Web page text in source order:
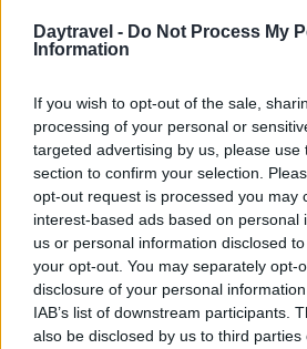
Daytravel - Do Not Process My
Information
If you wish to opt-out of the sale,
processing of your personal or
targeted advertising by us, please use
section to confirm your selection.
opt-out request is processed you may
interest-based ads based on personal
us or personal information disclosed
your opt-out. You may separately opt-
disclosure of your personal
IAB’s list of downstream participants.
also be disclosed by us to third parties
Continua a leggere
LUOGHI DA VEDERE